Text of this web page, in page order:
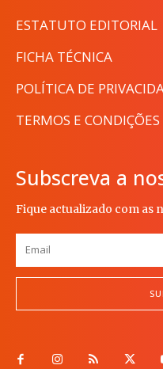
ESTATUTO EDITORIAL
FICHA TÉCNICA
POLÍTICA DE
TERMOS E CONDIÇÕES
Subscreva a
Fique actualizado com as